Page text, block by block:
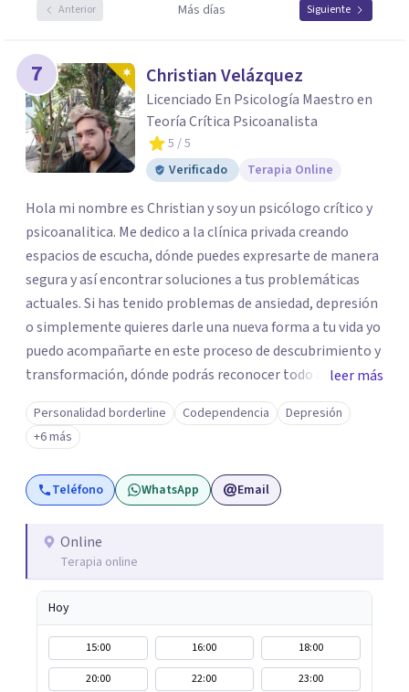
Anterior Más días Siguiente
7 Christian Velázquez
Licenciado En Psicología Maestro en
Teoría Crítica Psicoanalista
5 / 5
Verificado
Terapia Online
Hola mi nombre es Christian y soy un psicólogo crítico y
psicoanalitica. Me dedico a la clínica privada creando
espacios de escucha, dónde puedes expresarte de manera
segura y así encontrar soluciones a tus problemáticas
actuales. Si has tenido problemas de ansiedad, depresión
o simplemente quieres darle una nueva forma a tu vida yo
puedo acompañarte en este proceso de descubrimiento y
transformación, dónde podrás reconocer todo aquello
que te ha aqueja. Así que si buscas un espacio de compañía
seguro respetuoso y fraternal yo puedo acompañarte.
leer más
Personalidad borderline Codependencia
Depresión
+6 más
Teléfono WhatsApp Email
Online
Terapia online
Hoy
15:00 16:00
18:00
20:00
22:00 23:00